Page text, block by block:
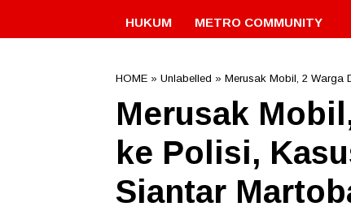
HUKUM METRO COMMUNITY
HOME » Unlabelled » Merusak Mobil, 2
Merusak
ke Polisi,
Siantar